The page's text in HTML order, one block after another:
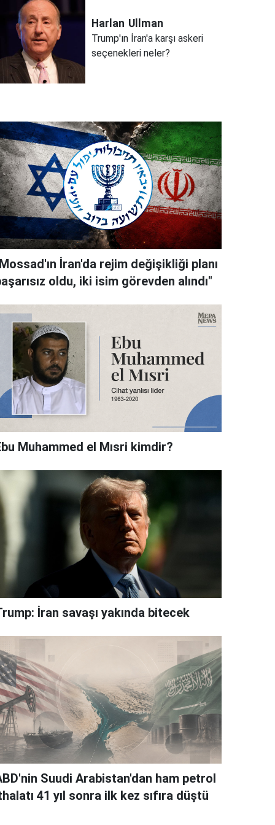
Harlan Ullman
Trump'ın İran'a karşı askeri
seçenekleri neler?
İran'da rejim değişikliği planı
oldu, iki isim görevden alındı"
Muhammed el Mısri kimdir?
İran savaşı yakında bitecek
Suudi Arabistan'dan ham petrol
41 yıl sonra ilk kez sıfıra düştü